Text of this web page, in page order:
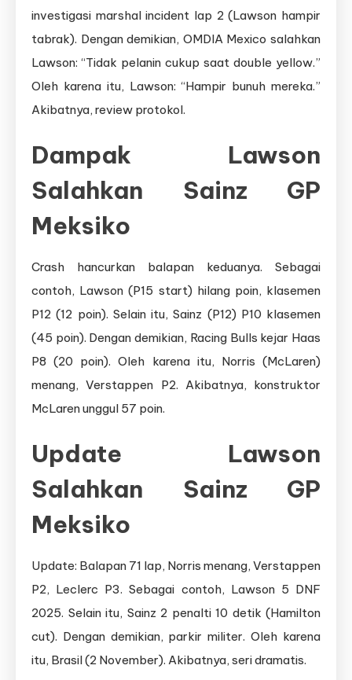
investigasi marshal incident lap 2 (Lawson hampir
tabrak). Dengan demikian, OMDIA Mexico salahkan
Lawson: “Tidak pelanin cukup saat double yellow.”
Oleh karena itu, Lawson: “Hampir bunuh mereka.”
Akibatnya, review protokol.
Dampak Lawson
Salahkan Sainz GP
Meksiko
Crash hancurkan balapan keduanya. Sebagai
contoh, Lawson (P15 start) hilang poin, klasemen
P12 (12 poin). Selain itu, Sainz (P12) P10 klasemen
(45 poin). Dengan demikian, Racing Bulls kejar Haas
P8 (20 poin). Oleh karena itu, Norris (McLaren)
menang, Verstappen P2. Akibatnya, konstruktor
McLaren unggul 57 poin.
Update Lawson
Salahkan Sainz GP
Meksiko
Update: Balapan 71 lap, Norris menang, Verstappen
P2, Leclerc P3. Sebagai contoh, Lawson 5 DNF
2025. Selain itu, Sainz 2 penalti 10 detik (Hamilton
cut). Dengan demikian, parkir militer. Oleh karena
itu, Brasil (2 November). Akibatnya, seri dramatis.